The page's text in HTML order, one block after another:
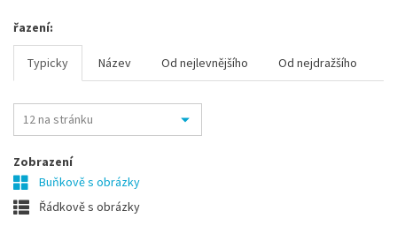
řazení:
Typicky Název Od nejlevnějšího Od nejdražšího
Zobrazení
Buňkově s obrázky
Řádkově s obrázky